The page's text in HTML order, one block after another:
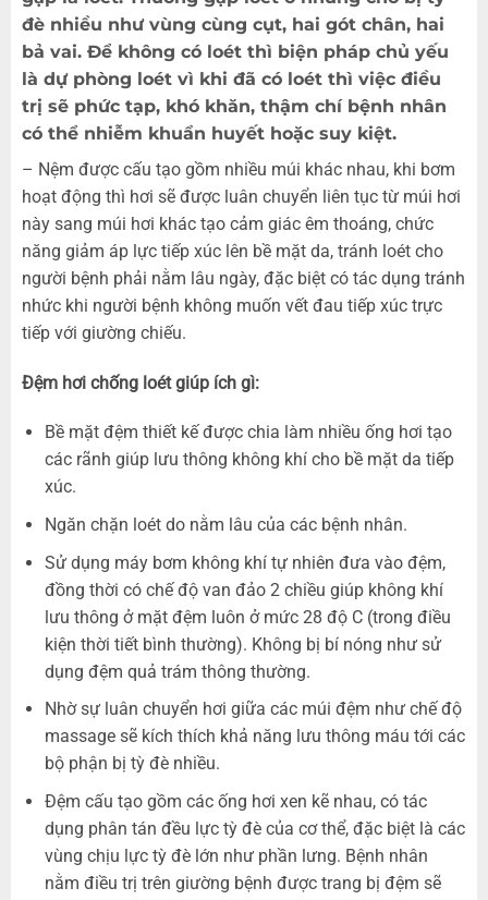
đè nhiều như vùng cùng cụt, hai gót chân, hai
bả vai. Để không có loét thì biện pháp chủ yếu
là dự phòng loét vì khi đã có loét thì việc điều
trị sẽ phức tạp, khó khăn, thậm chí bệnh nhân
có thể nhiễm khuẩn huyết hoặc suy kiệt.
– Nệm được cấu tạo gồm nhiều múi khác nhau, khi bơm
hoạt động thì hơi sẽ được luân chuyển liên tục từ múi hơi
này sang múi hơi khác tạo cảm giác êm thoáng, chức
năng giảm áp lực tiếp xúc lên bề mặt da, tránh loét cho
người bệnh phải nằm lâu ngày, đặc biệt có tác dụng tránh
nhức khi người bệnh không muốn vết đau tiếp xúc trực
tiếp với giường chiếu.
Đệm hơi chống loét giúp ích gì:
Bề mặt đệm thiết kế được chia làm nhiều ống hơi tạo
các rãnh giúp lưu thông không khí cho bề mặt da tiếp
xúc.
Ngăn chặn loét do nằm lâu của các bệnh nhân.
Sử dụng máy bơm không khí tự nhiên đưa vào đệm,
đồng thời có chế độ van đảo 2 chiều giúp không khí
lưu thông ở mặt đệm luôn ở mức 28 độ C (trong điều
kiện thời tiết bình thường). Không bị bí nóng như sử
dụng đệm quả trám thông thường.
Nhờ sự luân chuyển hơi giữa các múi đệm như chế độ
massage sẽ kích thích khả năng lưu thông máu tới các
bộ phận bị tỳ đè nhiều.
Đệm cấu tạo gồm các ống hơi xen kẽ nhau, có tác
dụng phân tán đều lực tỳ đè của cơ thể, đặc biệt là các
vùng chịu lực tỳ đè lớn như phần lưng. Bệnh nhân
nằm điều trị trên giường bệnh được trang bị đệm sẽ